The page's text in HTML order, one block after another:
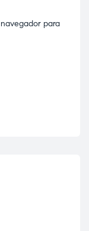
para